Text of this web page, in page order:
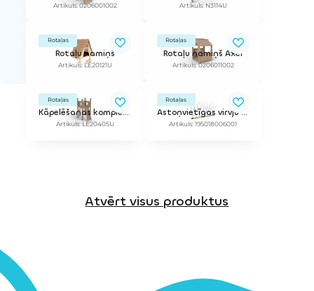
Artikuls: 0206001002 Artikuls: N3114U
Rotaļas
Rotaļu namiņš
Artikuls: LE20121U
Rotaļas
Rotaļu namiņš Axel
Artikuls: 0206011002
Rotaļas
Kāpelēšanas komplekss
Artikuls: LE20405U
Rotaļas
Astoņvietīgas virvju šūpoles (bez balstiem)
Artikuls: 195018006001
Atvērt visus produktus